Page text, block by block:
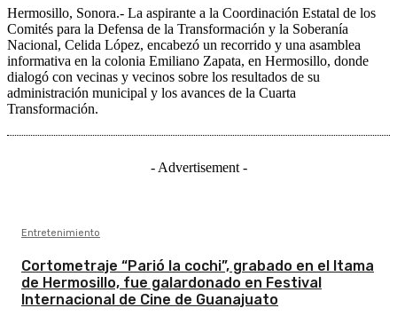
Hermosillo, Sonora.- La aspirante a la Coordinación Estatal de los
Comités para la Defensa de la Transformación y la Soberanía
Nacional, Celida López, encabezó un recorrido y una asamblea
informativa en la colonia Emiliano Zapata, en Hermosillo, donde
dialogó con vecinas y vecinos sobre los resultados de su
administración municipal y los avances de la Cuarta
Transformación.
- Advertisement -
Entretenimiento
Cortometraje “Parió la cochi”, grabado en el Itama
de Hermosillo, fue galardonado en Festival
Internacional de Cine de Guanajuato